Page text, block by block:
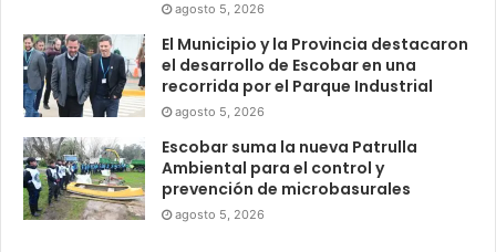
agosto 5, 2026
El Municipio y la Provincia destacaron
el desarrollo de Escobar en una
recorrida por el Parque Industrial
agosto 5, 2026
Escobar suma la nueva Patrulla
Ambiental para el control y
prevención de microbasurales
agosto 5, 2026